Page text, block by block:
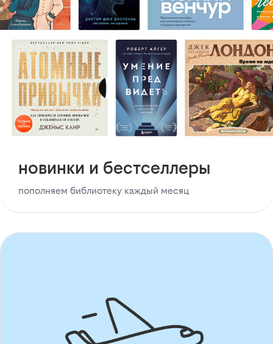
новинки и бестселлеры
пополняем библиотеку каждый месяц